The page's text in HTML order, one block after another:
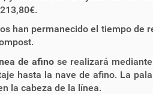
han permanecido el tiempo de
de afinose realizará
hasta la nave de afino. La
la cabeza de la línea.